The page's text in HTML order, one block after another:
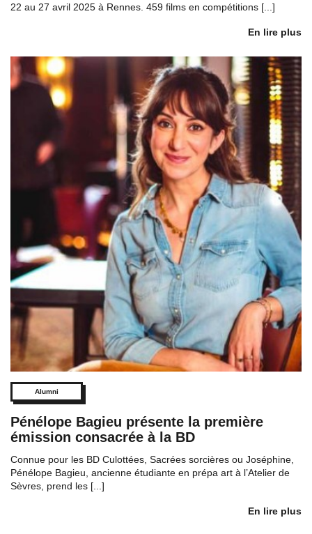
22 au 27 avril 2025 à Rennes. 459 films en compétitions [...]
En lire plus
Alumni
Pénélope Bagieu présente la première
émission consacrée à la BD
Connue pour les BD Culottées, Sacrées sorcières ou Joséphine,
Pénélope Bagieu, ancienne étudiante en prépa art à l’Atelier de
Sèvres, prend les [...]
En lire plus